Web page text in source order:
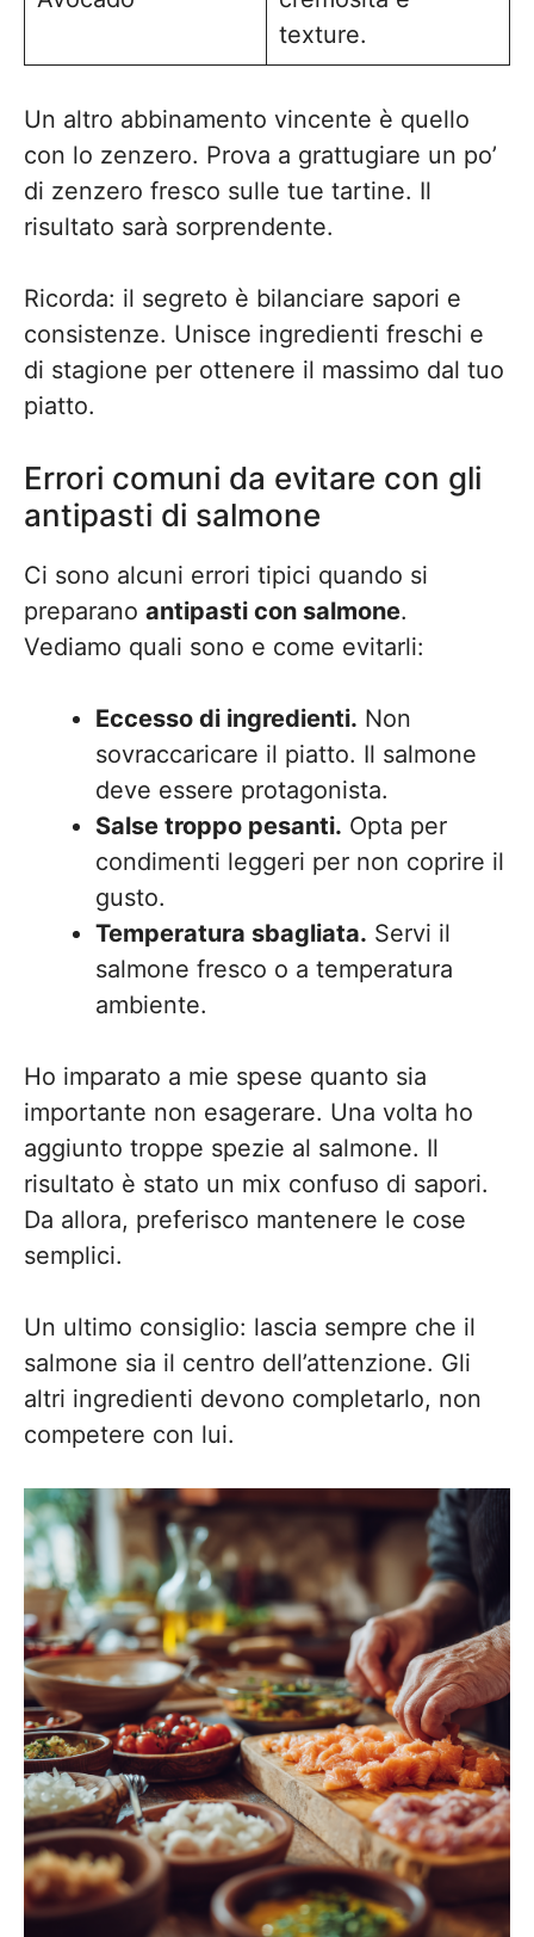
texture.
Un altro abbinamento vincente è quello
con lo zenzero. Prova a grattugiare un po’
di zenzero fresco sulle tue tartine. Il
risultato sarà sorprendente.
Ricorda: il segreto è bilanciare sapori e
consistenze. Unisce ingredienti freschi e
di stagione per ottenere il massimo dal tuo
piatto.
Errori comuni da evitare con gli
antipasti di salmone
Ci sono alcuni errori tipici quando si
preparano antipasti con salmone.
Vediamo quali sono e come evitarli:
Eccesso di ingredienti. Non
sovraccaricare il piatto. Il salmone
deve essere protagonista.
Salse troppo pesanti. Opta per
condimenti leggeri per non coprire il
gusto.
Temperatura sbagliata. Servi il
salmone fresco o a temperatura
ambiente.
Ho imparato a mie spese quanto sia
importante non esagerare. Una volta ho
aggiunto troppe spezie al salmone. Il
risultato è stato un mix confuso di sapori.
Da allora, preferisco mantenere le cose
semplici.
Un ultimo consiglio: lascia sempre che il
salmone sia il centro dell’attenzione. Gli
altri ingredienti devono completarlo, non
competere con lui.